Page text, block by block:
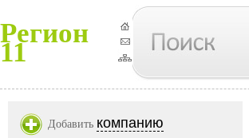
Регион
11
Добавить компанию